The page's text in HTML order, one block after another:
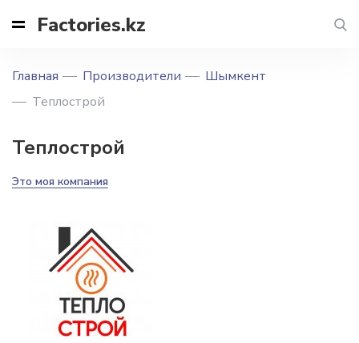
Factories.kz
Главная Производители
Шымкент
Теплострой
Теплострой
Это моя компания